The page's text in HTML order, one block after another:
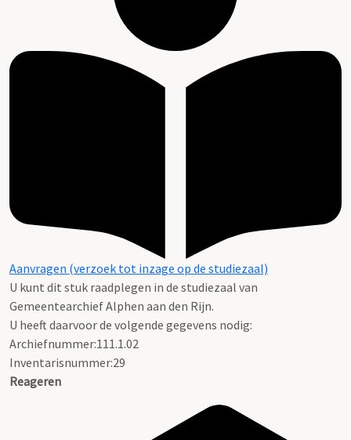
Aanvragen (verzoek tot inzage op de studiezaal)
U kunt dit stuk raadplegen in de studiezaal van
Gemeentearchief Alphen aan den Rijn.
U heeft daarvoor de volgende gegevens nodig:
Archiefnummer:111.1.02
Inventarisnummer:29
Reageren